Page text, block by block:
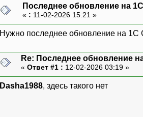
Последнее обновление на
« : 11-02-2026 15:21 »
Нужно последнее обновление на
Re: Последнее обновление
« Ответ #1 : 12-02-2026 03:19 »
Dasha1988, здесь такого нет